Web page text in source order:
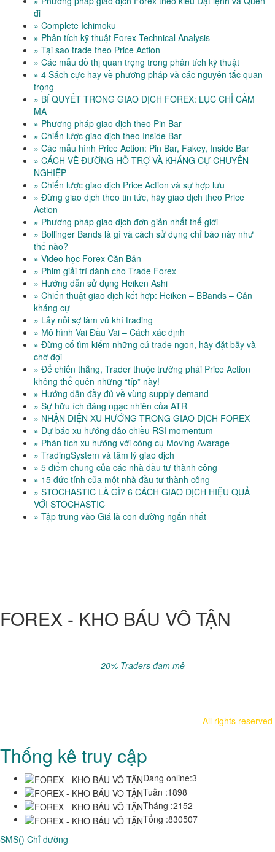
đi
» Complete Ichimoku
» Phân tích kỹ thuật Forex Technical Analysis
» Tại sao trade theo Price Action
» Các mẫu đồ thị quan trọng trong phân tích kỹ thuật
» 4 Sách cực hay về phương pháp và các nguyên tắc quan
trọng
» BÍ QUYẾT TRONG GIAO DỊCH FOREX: LỤC CHỈ CẦM
MA
» Phương pháp giao dịch theo Pin Bar
» Chiến lược giao dịch theo Inside Bar
» Các mẫu hình Price Action: Pin Bar, Fakey, Inside Bar
» CÁCH VẼ ĐƯỜNG HỖ TRỢ VÀ KHÁNG CỰ CHUYÊN
NGHIỆP
» Chiến lược giao dịch Price Action và sự hợp lưu
» Đừng giao dịch theo tin tức, hãy giao dịch theo Price
Action
» Phương pháp giao dịch đơn giản nhất thế giới
» Bollinger Bands là gì và cách sử dụng chỉ báo này như
thế nào?
» Video học Forex Căn Bản
» Phim giải trí dành cho Trade Forex
» Hướng dẫn sử dụng Heiken Ashi
» Chiến thuật giao dịch kết hợp: Heiken – BBands – Cản
kháng cự
» Lấy nỗi sợ làm vũ khí trading
» Mô hình Vai Đầu Vai – Cách xác định
» Đừng cố tìm kiếm những cú trade ngon, hãy đặt bẫy và
chờ đợi
» Để chiến thắng, Trader thuộc trường phái Price Action
không thể quên những “típ” này!
» Hướng dẫn đầy đủ về vùng supply demand
» Sự hữu ích đáng ngạc nhiên của ATR
» NHẬN DIỆN XU HƯỚNG TRONG GIAO DỊCH FOREX
» Dự báo xu hướng đảo chiều RSI momentum
» Phân tích xu hướng với công cụ Moving Avarage
» TradingSystem và tâm lý giao dịch
» 5 điểm chung của các nhà đầu tư thành công
» 15 đức tính của một nhà đầu tư thành công
» STOCHASTIC LÀ GÌ? 6 CÁCH GIAO DỊCH HIỆU QUẢ
VỚI STOCHASTIC
» Tập trung vào Giá là con đường ngắn nhất
FOREX - KHO BÁU VÔ TẬN
20% Traders đam mê
All rights reserved
Thống kê truy cập
Đang online:3
Tuần :1898
Tháng :2152
Tổng :830507
SMS() Chỉ đường